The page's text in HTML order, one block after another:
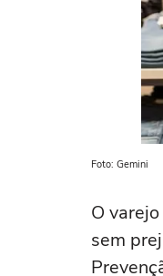
Foto: Gemini
O
sem